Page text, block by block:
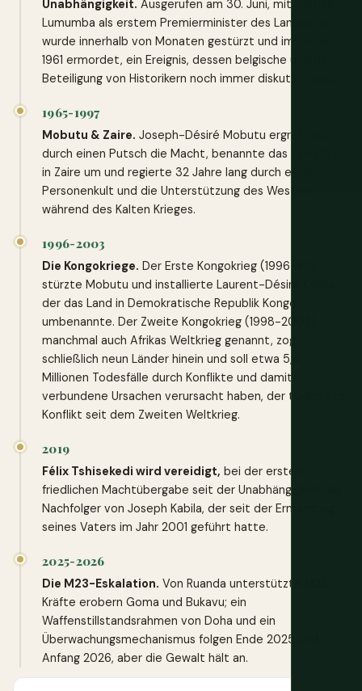
Unabhängigkeit. Ausgerufen am 30. Juni, mit Patrice
Lumumba als erstem Premierminister des Landes; er
wurde innerhalb von Monaten gestürzt und im Januar
1961 ermordet, ein Ereignis, dessen belgische und US-
Beteiligung von Historikern noch immer diskutiert wird.
1965-1997
Mobutu & Zaire. Joseph-Désiré Mobutu ergriff 1965
durch einen Putsch die Macht, benannte das Land 1971
in Zaire um und regierte 32 Jahre lang durch einen
Personenkult und die Unterstützung des Westens
während des Kalten Krieges.
1996-2003
Die Kongokriege. Der Erste Kongokrieg (1996-97)
stürzte Mobutu und installierte Laurent-Désiré Kabila,
der das Land in Demokratische Republik Kongo
umbenannte. Der Zweite Kongokrieg (1998-2003),
manchmal auch Afrikas Weltkrieg genannt, zog
schließlich neun Länder hinein und soll etwa 5,4
Millionen Todesfälle durch Konflikte und damit
verbundene Ursachen verursacht haben, der tödlichste
Konflikt seit dem Zweiten Weltkrieg.
2019
Félix Tshisekedi wird vereidigt, bei der ersten
friedlichen Machtübergabe seit der Unabhängigkeit, als
Nachfolger von Joseph Kabila, der seit der Ermordung
seines Vaters im Jahr 2001 geführt hatte.
2025-2026
Die M23-Eskalation. Von Ruanda unterstützte M23-
Kräfte erobern Goma und Bukavu; ein
Waffenstillstandsrahmen von Doha und ein
Überwachungsmechanismus folgen Ende 2025 und
Anfang 2026, aber die Gewalt hält an.